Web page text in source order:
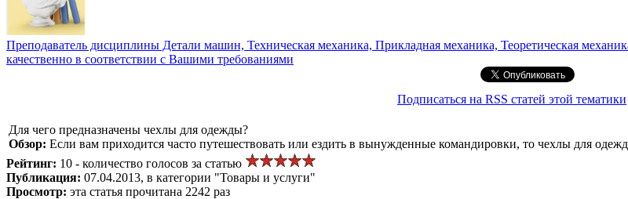
Преподаватель дисциплины Детали машин, Техническая механика, Прикладная механика, Теоретическая
качественно в соответствии с Вашими требованиями
Подписаться на RSS статей этой тематики
Для чего предназначены чехлы для одежды?
Обзор: Если вам приходится часто путешествовать или ездить в вынужденные командировки, то чехлы для
Рейтинг: 10 - количество голосов за статью
Публикация: 07.04.2013, в категории "Товары и услуги"
Просмотр: эта статья прочитана 2242 раз